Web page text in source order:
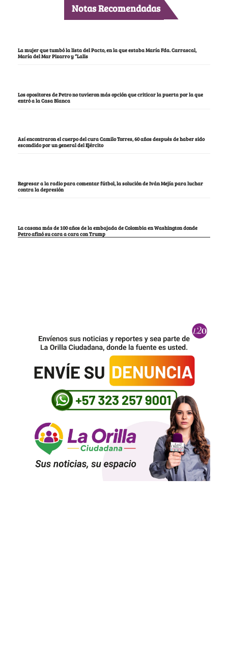
Notas Recomendadas
La mujer que tumbó la lista del Pacto, en la que estaba María Fda. Carrascal,
María del Mar Pizarro y “Lalis
Los opositores de Petro no tuvieron más opción que criticar la puerta por la que
entró a la Casa Blanca
Así encontraron el cuerpo del cura Camilo Torres, 60 años después de haber sido
escondido por un general del Ejército
Regresar a la radio para comentar fútbol, la solución de Iván Mejía para luchar
contra la depresión
La casona más de 100 años de la embajada de Colombia en Washington donde
Petro afinó su cara a cara con Trump